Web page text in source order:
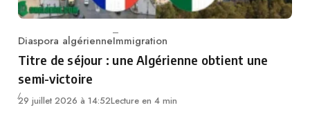
Category
Diaspora algérienneImmigration
Titre de séjour : une Algérienne obtient une
semi-victoire
29 juillet 2026 à 14:52Lecture en 4 min